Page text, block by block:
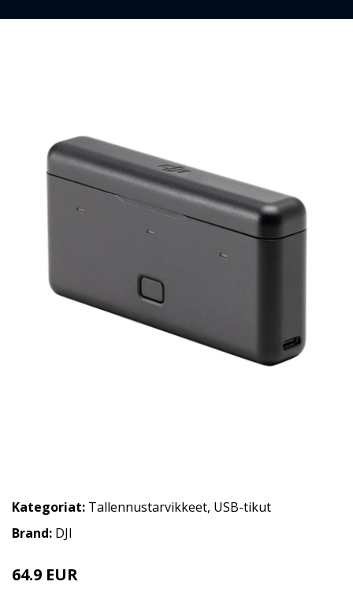
Kategoriat: Tallennustarvikkeet, USB-tikut
Brand: DJI
64.9 EUR